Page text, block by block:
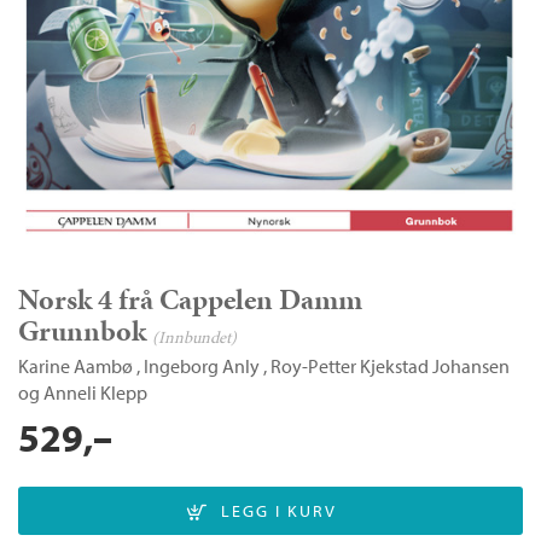
Norsk 4 frå Cappelen Damm
Grunnbok (Innbundet)
Karine Aambø , Ingeborg Anly , Roy-Petter Kjekstad Johansen
og Anneli Klepp
529,–